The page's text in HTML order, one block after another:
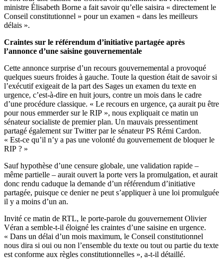
ministre Élisabeth Borne a fait savoir qu’elle saisira « directement le
Conseil constitutionnel » pour un examen « dans les meilleurs
délais ».
Craintes sur le référendum d’initiative partagée après
l’annonce d’une saisine gouvernementale
Cette annonce surprise d’un recours gouvernemental a provoqué
quelques sueurs froides à gauche. Toute la question était de savoir si
l’exécutif exigeait de la part des Sages un examen du texte en
urgence, c’est-à-dire en huit jours, contre un mois dans le cadre
d’une procédure classique. « Le recours en urgence, ça aurait pu être
pour nous emmerder sur le RIP », nous expliquait ce matin un
sénateur socialiste de premier plan. Un mauvais pressentiment
partagé également sur Twitter par le sénateur PS Rémi Cardon.
« Est-ce qu’il n’y a pas une volonté du gouvernement de bloquer le
RIP ? »
Sauf hypothèse d’une censure globale, une validation rapide –
même partielle – aurait ouvert la porte vers la promulgation, et aurait
donc rendu caduque la demande d’un référendum d’initiative
partagée, puisque ce denier ne peut s’appliquer à une loi promulguée
il y a moins d’un an.
Invité ce matin de RTL, le porte-parole du gouvernement Olivier
Véran a semble-t-il éloigné les craintes d’une saisine en urgence.
« Dans un délai d’un mois maximum, le Conseil constitutionnel
nous dira si oui ou non l’ensemble du texte ou tout ou partie du texte
est conforme aux règles constitutionnelles », a-t-il détaillé.